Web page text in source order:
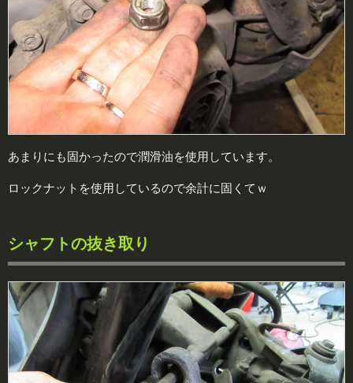
あまりにも固かったので潤滑油を使用しています。
ロックナットを使用しているので余計に固くてｗ
シャフトの抜き取り